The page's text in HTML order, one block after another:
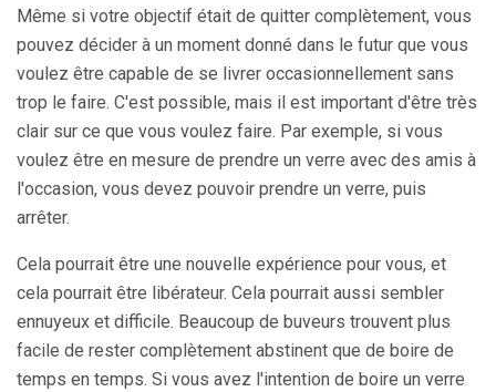
Même si votre objectif était de quitter complètement, vous
pouvez décider à un moment donné dans le futur que vous
voulez être capable de se livrer occasionnellement sans
trop le faire. C'est possible, mais il est important d'être très
clair sur ce que vous voulez faire. Par exemple, si vous
voulez être en mesure de prendre un verre avec des amis à
l'occasion, vous devez pouvoir prendre un verre, puis
arrêter.
Cela pourrait être une nouvelle expérience pour vous, et
cela pourrait être libérateur. Cela pourrait aussi sembler
ennuyeux et difficile. Beaucoup de buveurs trouvent plus
facile de rester complètement abstinent que de boire de
temps en temps. Si vous avez l'intention de boire un verre